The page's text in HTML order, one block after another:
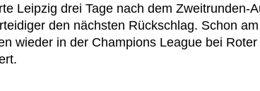
Leipzig drei Tage nach dem Zweitrunden-
den nächsten Rückschlag. Schon
wieder in der Champions League bei